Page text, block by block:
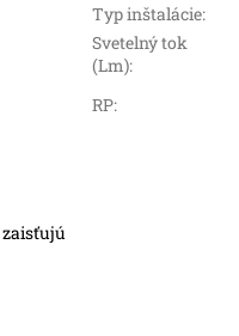
zaisťujú
Typ inštalácie:
Svetelný tok
(Lm):
RP: